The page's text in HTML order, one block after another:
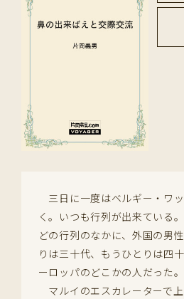
三日に一度はベルギー・ワ
く。いつも行列が出来ている
どの行列のなかに、外国の男
りは三十代、もうひとりは四
ーロッパのどこかの人だった。
マルイのエスカレーターで